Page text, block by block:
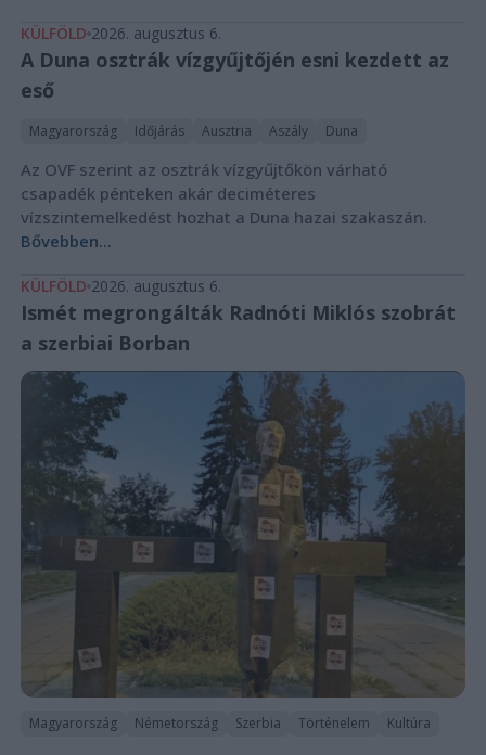
KÜLFÖLD 2026. augusztus 6.
A Duna osztrák vízgyűjtőjén esni kezdett az
eső
Magyarország Időjárás Ausztria Aszály Duna
Az OVF szerint az osztrák vízgyűjtőkön várható
csapadék pénteken akár deciméteres
vízszintemelkedést hozhat a Duna hazai szakaszán.
Bővebben...
KÜLFÖLD 2026. augusztus 6.
Ismét megrongálták Radnóti Miklós szobrát
a szerbiai Borban
Magyarország Németország Szerbia Történelem Kultúra